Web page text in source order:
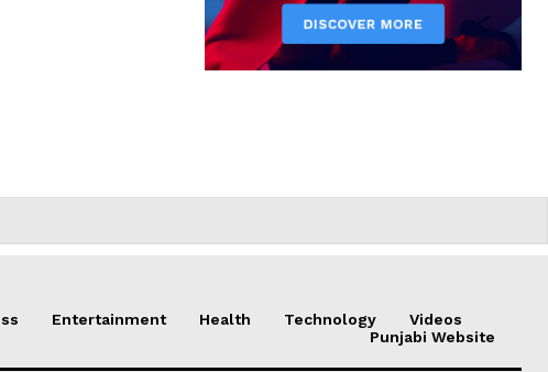
Entertainment Health Technology
Videos
Punjabi Website